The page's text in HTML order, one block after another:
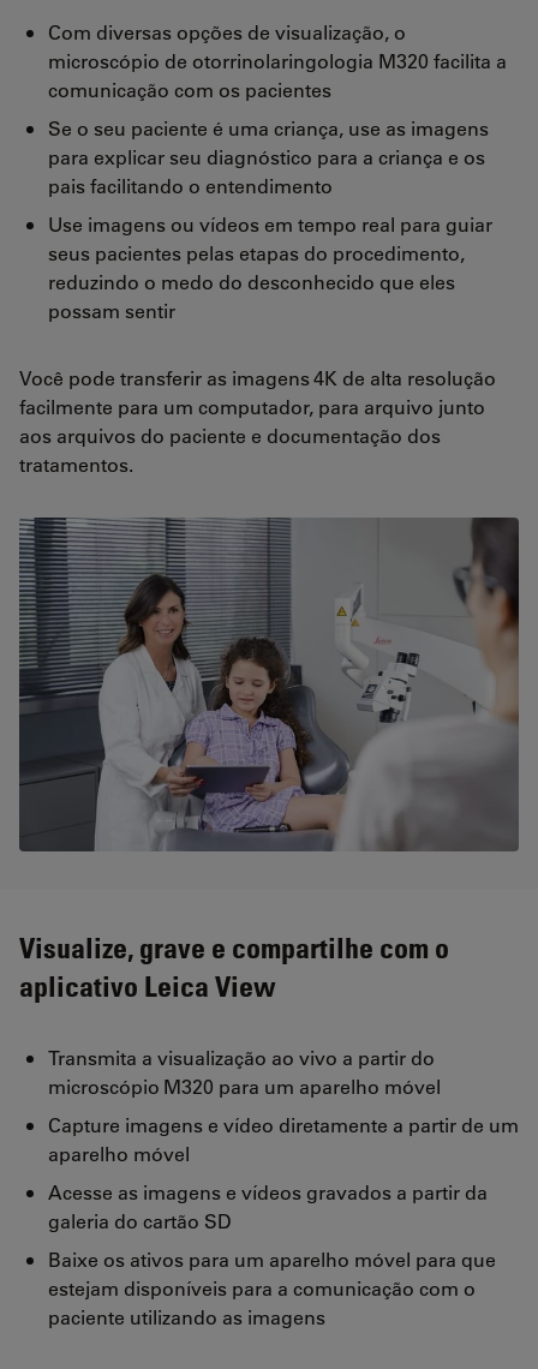
Com diversas opções de visualização, o
microscópio de otorrinolaringologia M320 facilita a
comunicação com os pacientes
Se o seu paciente é uma criança, use as imagens
para explicar seu diagnóstico para a criança e os
pais facilitando o entendimento
Use imagens ou vídeos em tempo real para guiar
seus pacientes pelas etapas do procedimento,
reduzindo o medo do desconhecido que eles
possam sentir
Você pode transferir as imagens 4K de alta resolução
facilmente para um computador, para arquivo junto
aos arquivos do paciente e documentação dos
tratamentos.
Visualize, grave e compartilhe com o
aplicativo Leica View
Transmita a visualização ao vivo a partir do
microscópio M320 para um aparelho móvel
Capture imagens e vídeo diretamente a partir de um
aparelho móvel
Acesse as imagens e vídeos gravados a partir da
galeria do cartão SD
Baixe os ativos para um aparelho móvel para que
estejam disponíveis para a comunicação com o
paciente utilizando as imagens